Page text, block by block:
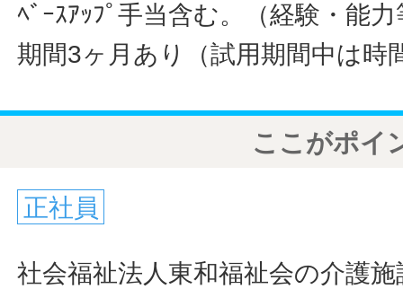
ﾍﾞｰｽｱｯﾌﾟ手当含む。（経験・能
期間3ヶ月あり（試用期間中は時
ここがポイ
正社員
社会福祉法人東和福祉会の介護